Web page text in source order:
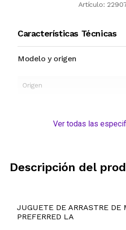
Artículo:
Características Técnicas
Modelo y origen
Origen
Ver todas las
Descripción del
JUGUETE DE ARRASTRE DE
PREFERRED LA